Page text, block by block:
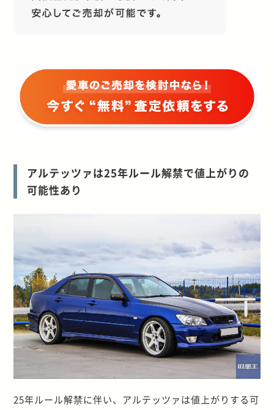
アルテッツァは25年ルール解禁で値上がりの
可能性あり
25年ルール解禁に伴い、アルテッツァは値上がりする可